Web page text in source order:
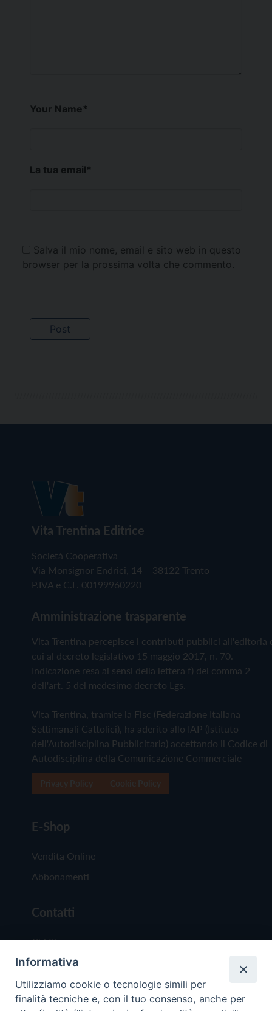
Your Name*
La tua email*
Salva il mio nome, email e sito web in questo
browser per la prossima volta che commento.
Vita Trentina Editrice
Società Cooperativa
Via Monsignor Endrici, 14 – 38122 Trento
P.IVA e C.F. 00199960220
Amministrazione trasparente
Vita Trentina percepisce i contributi pubblici all'editoria
cui al decreto legislativo 15 maggio 2017, n. 70.
Indicazione resa ai sensi della lettera f) del comma 2
dell'art. 5 del medesimo decreto Lgs.
Vita Trentina, tramite la Fisc (Federazione Italiana
Settimanali Cattolici), ha aderito allo IAP (Istituto
dell'Autodisciplina Pubblicitaria) accettando il Codice di
Autodisciplina della Comunicazione Commerciale
E-Shop
Vendita Online
Abbonamenti
Contatti
Chi Siamo
Redazione
Scrivici
Informativa
Utilizziamo cookie o tecnologie simili per
finalità tecniche e, con il tuo consenso, anche per